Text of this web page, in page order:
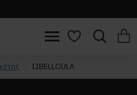
LIBELLOULA